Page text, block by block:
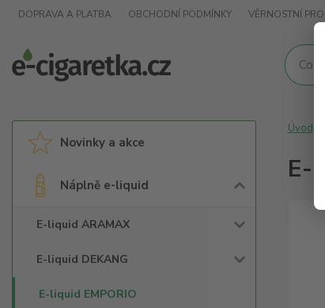
DOPRAVA A PLATBA OBCHODNÍ PODMÍNKY VĚRNOSTNÍ
Novinky a akce
Náplně e-liquid
E-liquid ARAMAX
E-liquid DEKANG
E-liquid EMPORIO
Úvod
E-